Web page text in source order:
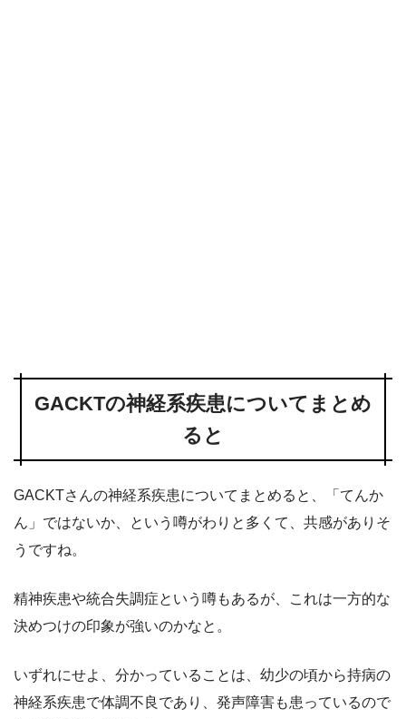
GACKTの神経系疾患についてまとめ
ると
GACKTさんの神経系疾患についてまとめると、「てんか
ん」ではないか、という噂がわりと多くて、共感がありそ
うですね。
精神疾患や統合失調症という噂もあるが、これは一方的な
決めつけの印象が強いのかなと。
いずれにせよ、分かっていることは、幼少の頃から持病の
神経系疾患で体調不良であり、発声障害も患っているので